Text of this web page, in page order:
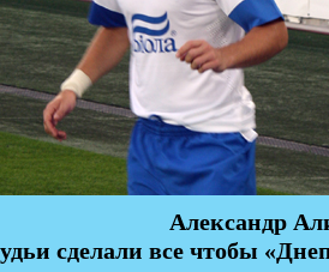
Александр
сделали все чтобы